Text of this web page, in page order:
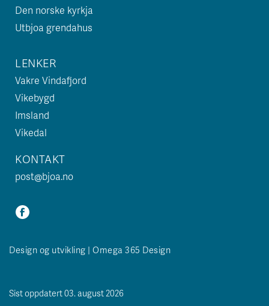
Den norske kyrkja
Utbjoa grendahus
LENKER
Vakre Vindafjord
Vikebygd
Imsland
Vikedal
KONTAKT
post@bjoa.no
Design og utvikling | Omega 365 Design
Sist oppdatert 03. august 2026